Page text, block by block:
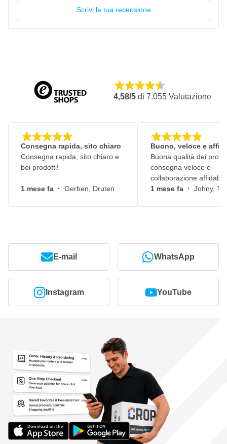
Scrivi la tua recensione
4,58/5 di 7.055 Valutazione
Consegna rapida, sito chiaro
Consegna rapida, sito chiaro e
bei prodotti!
1 mese fa · Gerben, Druten
Buono, veloce e
Buona qualità dei
consegna veloce e
collaborazione
1 mese fa · Johny,
E-mail WhatsApp
Instagram YouTube